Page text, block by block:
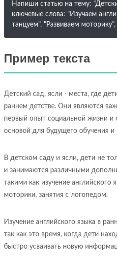
Напиши статью на тему:
ключевые слова: "Изучаем
танцуем", "Развиваем
Пример текста
Детский сад, ясли - места, где
раннем детстве. Они являются
первый опыт социальной жизни и
основой для будущего обучения и
В детском саду и ясли, дети не
и занимаются различными
такими как изучение английского
моторики, занятия с логопедом.
Изучение английского языка в
так как это время, когда дети
быстро усваивать новую